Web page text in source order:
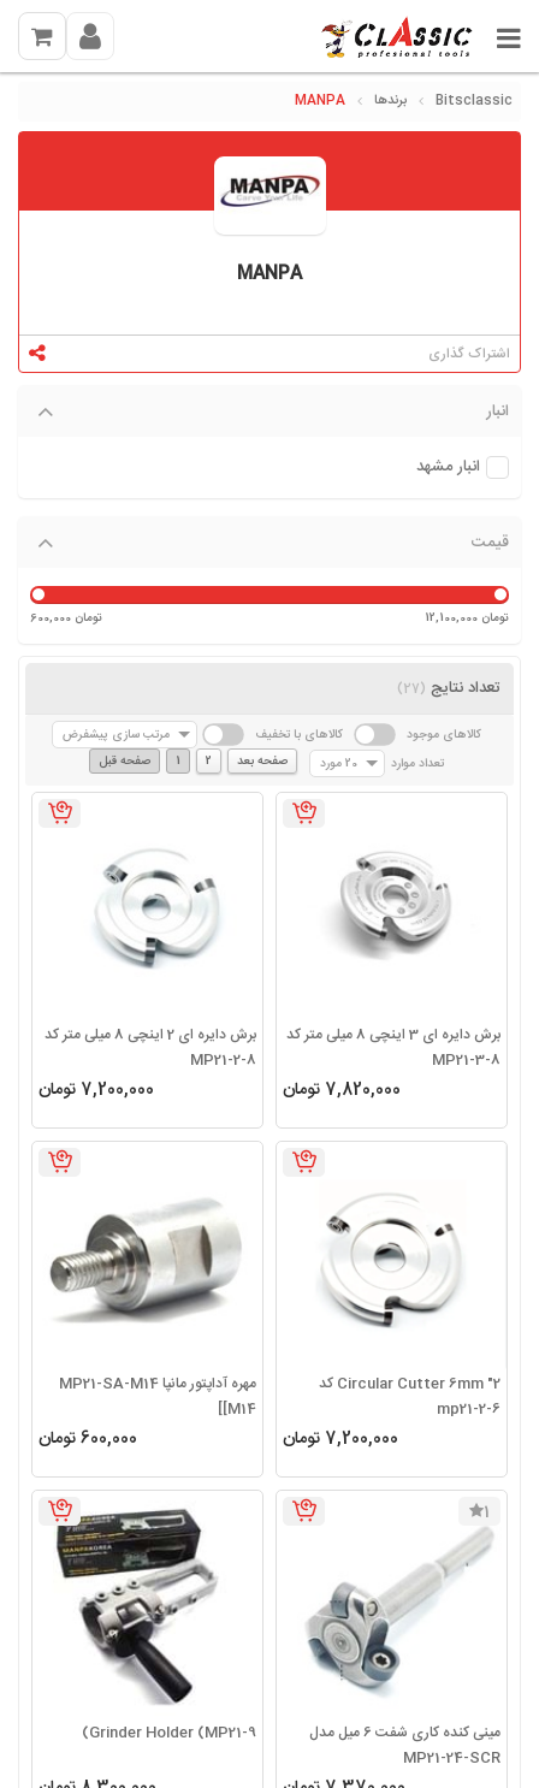
Bitsclassic برندها MANPA
MANPA
اشتراک گذاری
انبار
انبار مشهد
قیمت
600,000 تومان 12,100,000 تومان
تعداد نتایج (27)
کالاهای موجود کالاهای با تخفیف
مرتب سازی پیشفرض
تعداد موارد
20 مورد صفحه قبل 1 2 صفحه بعد
برش دایره ای 3 اینچی 8 میلی متر کد
MP21-3-8
7,820,000 تومان
برش دایره ای 2 اینچی 8 میلی متر کد
MP21-2-8
7,200,000 تومان
2" Circular Cutter 6mm کد
mp21-2-6
7,200,000 تومان
مهره آداپتور مانپا MP21-SA-M14
[M14]
600,000 تومان
1
مینی کنده کاری شفت 6 میل مدل
MP21-24-SCR
Grinder Holder (MP21-9)